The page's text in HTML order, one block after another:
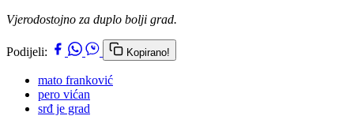
Vjerodostojno za duplo bolji grad.
Podijeli: Kopirano!
mato franković
pero vićan
srđ je grad